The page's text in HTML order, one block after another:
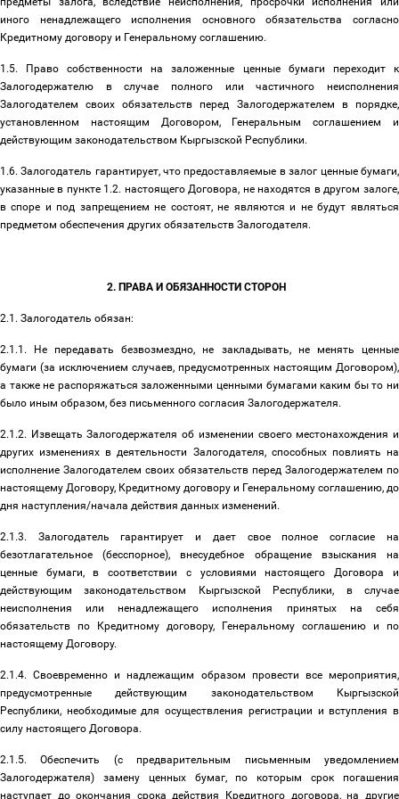
иного ненадлежащего исполнения основного обязательства согласно
Кредитному договору и Генеральному соглашению.
1.5. Право собственности на заложенные ценные бумаги переходит к
Залогодержателю в случае полного или частичного неисполнения
Залогодателем своих обязательств перед Залогодержателем в порядке,
установленном настоящим Договором, Генеральным соглашением и
действующим законодательством Кыргызской Республики.
1.6. Залогодатель гарантирует, что предоставляемые в залог ценные бумаги,
указанные в пункте 1.2. настоящего Договора, не находятся в другом залоге,
в споре и под запрещением не состоят, не являются и не будут являться
предметом обеспечения других обязательств Залогодателя.
2. ПРАВА И ОБЯЗАННОСТИ СТОРОН
2.1. Залогодатель обязан:
2.1.1. Не передавать безвозмездно, не закладывать, не менять ценные
бумаги (за исключением случаев, предусмотренных настоящим Договором),
а также не распоряжаться заложенными ценными бумагами каким бы то ни
было иным образом, без письменного согласия Залогодержателя.
2.1.2. Извещать Залогодержателя об изменении своего местонахождения и
других изменениях в деятельности Залогодателя, способных повлиять на
исполнение Залогодателем своих обязательств перед Залогодержателем по
настоящему Договору, Кредитному договору и Генеральному соглашению, до
дня наступления/начала действия данных изменений.
2.1.3. Залогодатель гарантирует и дает свое полное согласие на
безотлагательное (бесспорное), внесудебное обращение взыскания на
ценные бумаги, в соответствии с условиями настоящего Договора и
действующим законодательством Кыргызской Республики, в случае
неисполнения или ненадлежащего исполнения принятых на себя
обязательств по Кредитному договору, Генеральному соглашению и по
настоящему Договору.
2.1.4. Своевременно и надлежащим образом провести все мероприятия,
предусмотренные действующим законодательством Кыргызской
Республики, необходимые для осуществления регистрации и вступления в
силу настоящего Договора.
2.1.5. Обеспечить (с предварительным письменным уведомлением
Залогодержателя) замену ценных бумаг, по которым срок погашения
наступает до окончания срока действия Кредитного договора, на другие